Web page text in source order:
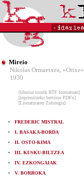
Mireio
Nikolas Ormaetxea, «Orixe»
1930
[liburua osorik RTF formatuan]
[inprimitzeko bertsioa PDFn]
[Literaturaren Zubitegia]
FREDERIC MISTRAL
I. BASAKA-BORDA
II. OSTO-KIMA
III. KUSKU-BILTZEA
IV. EZKONGAIAK
V. BORROKA